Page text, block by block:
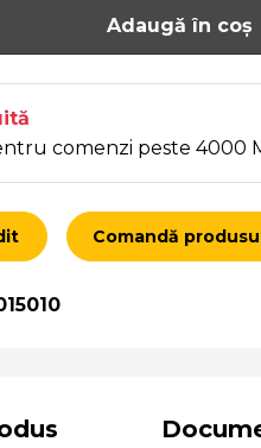
Adaugă în coș
comenzi peste 4000
Comandă